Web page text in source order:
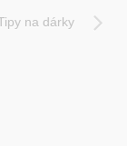
na dárky